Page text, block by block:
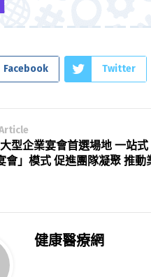
Facebook Twitter
型企業宴會首選場地 一站
會」模式 促進團隊凝聚 推動
健康醫療網